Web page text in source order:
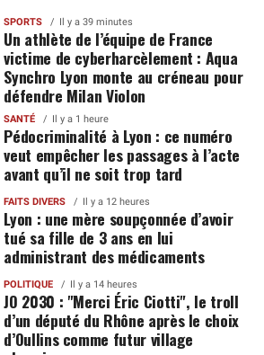
SPORTS Il y a 39 minutes
Un athlète de l’équipe de France
victime de cyberharcèlement : Aqua
Synchro Lyon monte au créneau pour
défendre Milan Violon
SANTÉ Il y a 1 heure
Pédocriminalité à Lyon : ce numéro
veut empêcher les passages à l’acte
avant qu’il ne soit trop tard
FAITS DIVERS Il y a 12 heures
Lyon : une mère soupçonnée d’avoir
tué sa fille de 3 ans en lui
administrant des médicaments
POLITIQUE Il y a 14 heures
JO 2030 : "Merci Éric Ciotti", le troll
d’un député du Rhône après le choix
d’Oullins comme futur village